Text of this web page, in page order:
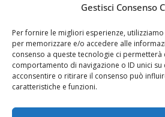
Gestisci Consenso
Per fornire le migliori esperienze,
per memorizzare e/o accedere alle
consenso a queste tecnologie ci
comportamento di navigazione o ID unici su
acconsentire o ritirare il consenso può
caratteristiche e funzioni.
Aut. del tribunale di Catania n.23/2011
Resp. Riccardo Orioles.